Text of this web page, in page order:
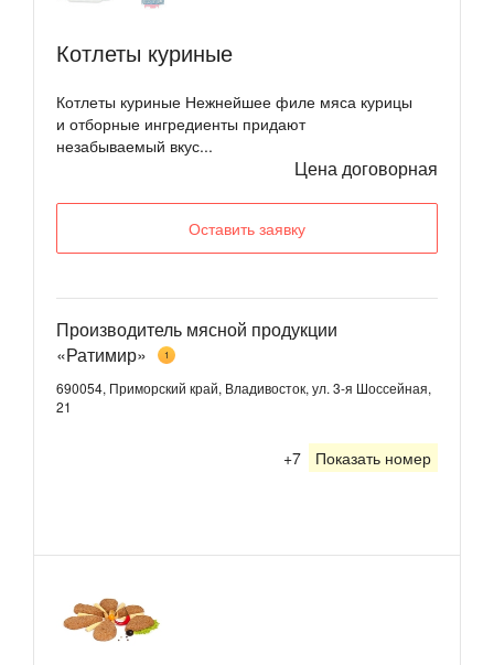
Котлеты куриные
Котлеты куриные Нежнейшее филе мяса курицы
и отборные ингредиенты придают
незабываемый вкус...
Цена договорная
Оставить заявку
Производитель мясной продукции
«Ратимир»
1
690054, Приморский край, Владивосток, ул. 3-я Шоссейная,
21
+7 Показать номер